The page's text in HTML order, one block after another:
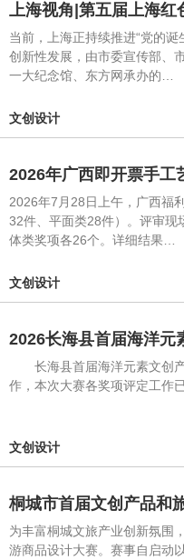
上海视角|第五届上海红
当前，上海正持续推进“党的
创新性发展，由市委宣传部、
一大纪念馆、东方网承办的…
文创设计
2026年广西即开票手工
2026年7月28日上午，广西福
32件、平面类28件）。评审现
体类奖项各26个。详细结果…
文创设计
2026长海县首届海洋元
长海县首届海洋元素文创产
作，本次大赛各奖项评定工作
文创设计
桐城市首届文创产品和
为丰富桐城文旅产业创新氛围
游商品设计大赛。赛事自启动